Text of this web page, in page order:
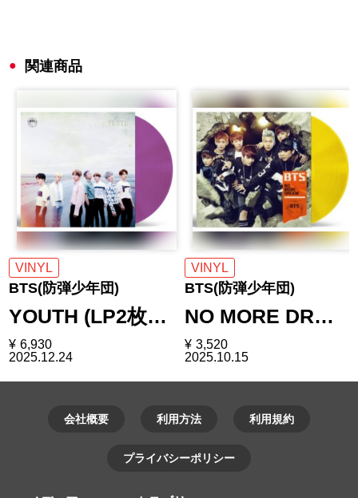
関連商品
VINYL
BTS(防弾少年団)
YOUTH (LP2枚…
¥ 6,930
2025.12.24
VINYL
BTS(防弾少年団)
NO MORE DR…
¥ 3,520
2025.10.15
会社概要 利用方法 利用規約
プライバシーポリシー